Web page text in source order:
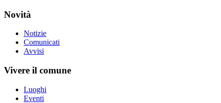
Novità
Notizie
Comunicati
Avvisi
Vivere il comune
Luoghi
Eventi